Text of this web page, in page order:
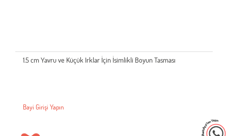
cm Yavru ve Küçük Irklar İçin İsimlikli Boyun Tasması
Girişi Yapın